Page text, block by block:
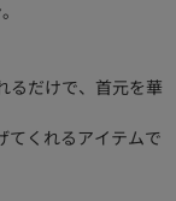
るだけで、首元を華
てくれるアイテムで